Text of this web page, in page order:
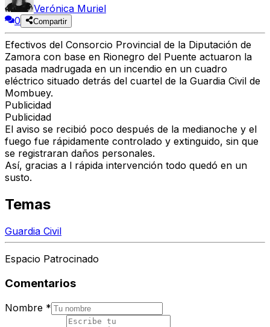
Verónica Muriel
0
Compartir
Efectivos del Consorcio Provincial de la Diputación de
Zamora con base en Rionegro del Puente actuaron la
pasada madrugada en un incendio en un cuadro
eléctrico situado detrás del cuartel de la Guardia Civil de
Mombuey.
Publicidad
Publicidad
El aviso se recibió poco después de la medianoche y el
fuego fue rápidamente controlado y extinguido, sin que
se registraran daños personales.
Así, gracias a l rápida intervención todo quedó en un
susto.
Temas
Guardia Civil
Espacio Patrocinado
Comentarios
Nombre *